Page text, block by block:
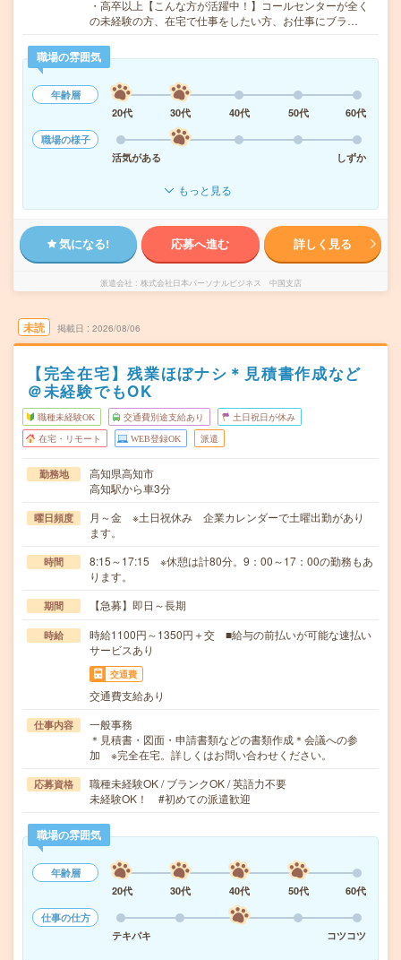
・高卒以上【こんな方が活躍中！】コールセンターが全く
の未経験の方、在宅で仕事をしたい方、お仕事にブラ…
職場の雰囲気
年齢層
20代
30代 40代 50代
60代
職場の様子
活気がある
しずか
もっと見る
気になる! 応募へ進む 詳しく見る
派遣会社 株式会社日本パーソナルビジネス 中国支店
未読 掲載日 2026/08/06
【完全在宅】残業ほぼナシ＊見積書作成など
＠未経験でもOK
職種未経験OK 交通費別途支給あり 土日祝日が休み
在宅・リモート WEB登録OK 派遣
勤務地
高知県高知市
高知駅から車3分
曜日頻度
月～金 ※土日祝休み 企業カレンダーで土曜出勤があり
ます。
時間
8:15～17:15 ※休憩は計80分。9：00～17：00の勤務もあ
ります。
期間 【急募】即日～長期
時給
時給1100円～1350円＋交 ■給与の前払いが可能な速払い
サービスあり
交通費
交通費支給あり
仕事内容
一般事務
＊見積書・図面・申請書類などの書類作成＊会議への参
加 ※完全在宅。詳しくはお問い合わせください。
応募資格
職種未経験OK / ブランクOK / 英語力不要
未経験OK！ #初めての派遣歓迎
職場の雰囲気
年齢層
20代
30代 40代 50代
60代
仕事の仕方
テキパキ
コツコツ